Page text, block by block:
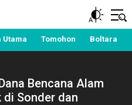
Kawanua, Politik,
dan Nasional
Utama Tomohon Boltara
Bencana Alam
di Sonder dan